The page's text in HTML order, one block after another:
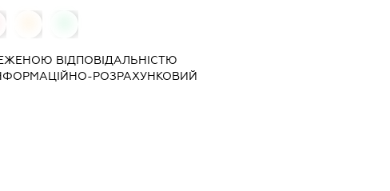
ВІДПОВІДАЛЬНІСТЮ
РОЗРАХУНКОВИЙ